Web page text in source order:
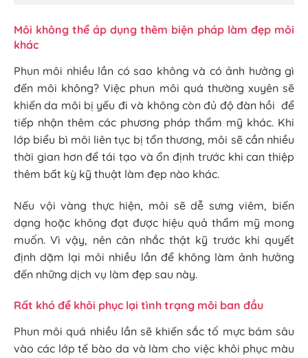
Môi không thể áp dụng thêm biện pháp làm đẹp môi
khác
Phun môi nhiều lần có sao không và có ảnh hưởng gì
đến môi không? Việc phun môi quá thường xuyên sẽ
khiến da môi bị yếu đi và không còn đủ độ đàn hồi để
tiếp nhận thêm các phương pháp thẩm mỹ khác. Khi
lớp biểu bì môi liên tục bị tổn thương, môi sẽ cần nhiều
thời gian hơn để tái tạo và ổn định trước khi can thiệp
thêm bất kỳ kỹ thuật làm đẹp nào khác.
Nếu vội vàng thực hiện, môi sẽ dễ sưng viêm, biến
dạng hoặc không đạt được hiệu quả thẩm mỹ mong
muốn. Vì vậy, nên cân nhắc thật kỹ trước khi quyết
định dặm lại môi nhiều lần để không làm ảnh hưởng
đến những dịch vụ làm đẹp sau này.
Rất khó để khôi phục lại tình trạng môi ban đầu
Phun môi quá nhiều lần sẽ khiến sắc tố mực bám sâu
vào các lớp tế bào da và làm cho việc khôi phục màu